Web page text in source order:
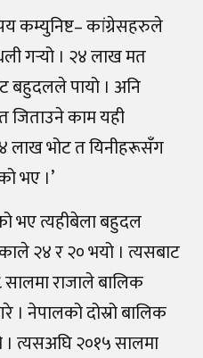
कम्युनिष्ट– कांग्रेसहरुले
गर्‍यो । २४ लाख मत
बहुदलले पायो । अनि
जिताउने काम यही
लाख भोट त यिनीहरूसँग
भए ।’
भए त्यहीबेला बहुदल
२४ र २० भयो । त्यसबाट
सालमा राजाले बालिक
। नेपालको दोस्रो बालिक
। त्यसअघि २०१५ सालमा